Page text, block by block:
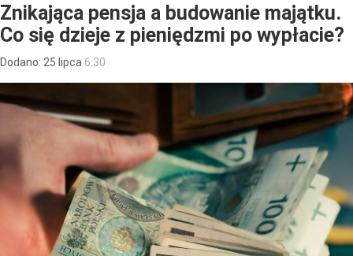
Znikająca pensja a budowanie majątku.
Co się dzieje z pieniędzmi po wypłacie?
Dodano: 25 lipca 6:30